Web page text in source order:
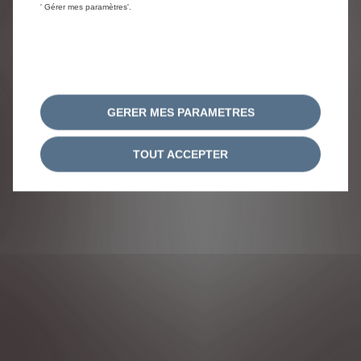
MENTIONS LÉGALES
' Gérer mes paramètres'.
GERER MES PARAMETRES
TOUT ACCEPTER